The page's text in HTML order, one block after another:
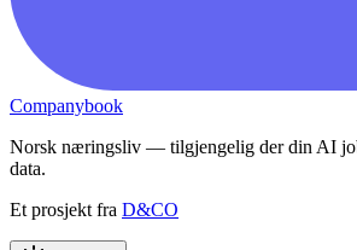
Companybook
Norsk næringsliv — tilgjengelig der din AI
data.
Et prosjekt fra D&CO